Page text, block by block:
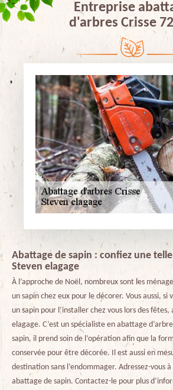
Entreprise
d'arbres Crisse
Abattage de sapin : confiez une
Steven elagage
À l’approche de Noël, nombreux sont les
un sapin chez eux pour le décorer. Vous aussi, si
un sapin pour l’installer chez vous lors des fêtes,
elagage. C’est un spécialiste en abattage
sapin, il prend soin de l’opération afin que la
conservée pour être décorée. Il est aussi en
destination sans l’endommager. Adressez-vous
abattage de sapin. Contactez-le pour plus